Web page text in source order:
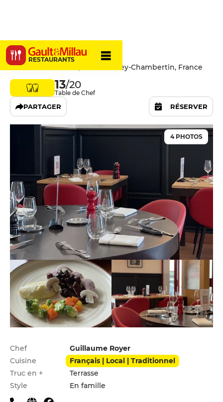
RESTAURANTS
Les Griottes
3 Place de la Mairie, 21220 Gevrey-Chambertin, France
13/20
Table de Chef
PARTAGER RÉSERVER
4 PHOTOS
Infos pratiques
Chef
Guillaume Royer
Cuisine
Français | Local | Traditionnel
Truc en +
Terrasse
Style
En famille